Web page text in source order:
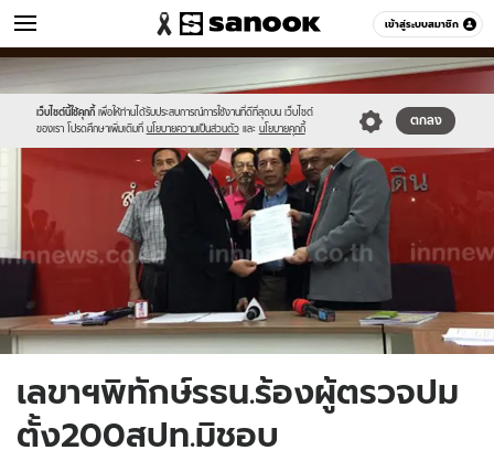
เข้าสู่ระบบสมาชิก
ข่าว หมวดอื่นๆ
เว็บไซต์นี้ใช้คุกกี้ เพื่อให้ท่านได้รับประสบการณ์การใช้งานที่ดีที่สุดบน เว็บไซต์
ของเรา โปรดศึกษาเพิ่มเติมที่ นโยบายความเป็นส่วนตัว และ นโยบายคุกกี้
ตกลง
Sanook
//s.isanook.com/sr/0/images/logo-
new-
sanook.png
600
60
//s.isanook.com/ns/0/ud/376/1881706/652106-
01.jpg
เลขาฯพิทักษ์รธน.ร้องผู้ตรวจปม
ตั้ง200สปท.มิชอบ